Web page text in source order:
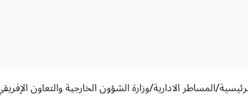
/المساطر الادارية/وزارة الشؤون الخارجية والتعاون